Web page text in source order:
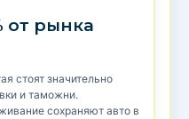
от рынка
стоят значительно
и таможни.
сохраняют авто в